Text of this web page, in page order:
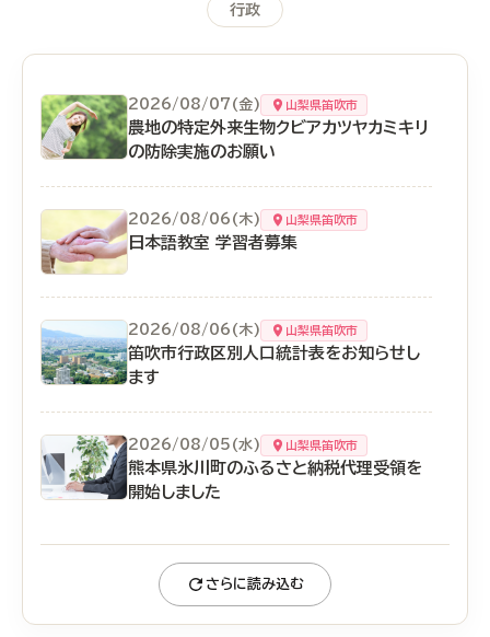
行政
2026/08/07(金) 山梨県笛吹市
農地の特定外来生物クビアカツヤカミキリ
の防除実施のお願い
2026/08/06(木) 山梨県笛吹市
日本語教室 学習者募集
2026/08/06(木) 山梨県笛吹市
笛吹市行政区別人口統計表をお知らせし
ます
2026/08/05(水) 山梨県笛吹市
熊本県氷川町のふるさと納税代理受領を
開始しました
さらに読み込む